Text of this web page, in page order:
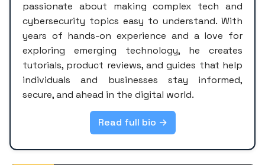
passionate about making complex tech and
cybersecurity topics easy to understand. With
years of hands-on experience and a love for
exploring emerging technology, he creates
tutorials, product reviews, and guides that help
individuals and businesses stay informed,
secure, and ahead in the digital world.
Read full bio →